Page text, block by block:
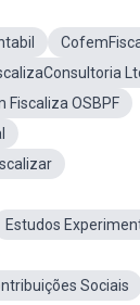
Fiscaliza OSBPF
Estudos
Sociais